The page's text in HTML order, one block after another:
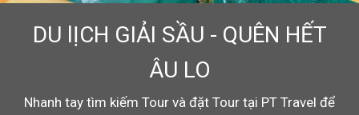
DU lỊCH GIẢI SẦU - QUÊN HẾT
ÂU LO
Nhanh tay tìm kiếm Tour và đặt Tour tại PT Travel để